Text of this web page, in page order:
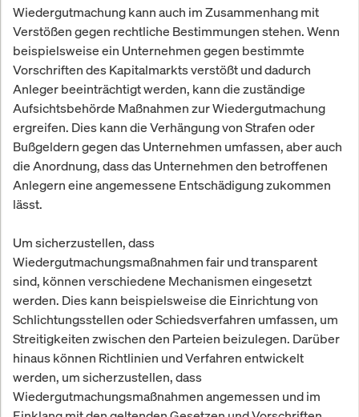
Wiedergutmachung kann auch im Zusammenhang mit
Verstößen gegen rechtliche Bestimmungen stehen. Wenn
beispielsweise ein Unternehmen gegen bestimmte
Vorschriften des Kapitalmarkts verstößt und dadurch
Anleger beeinträchtigt werden, kann die zuständige
Aufsichtsbehörde Maßnahmen zur Wiedergutmachung
ergreifen. Dies kann die Verhängung von Strafen oder
Bußgeldern gegen das Unternehmen umfassen, aber auch
die Anordnung, dass das Unternehmen den betroffenen
Anlegern eine angemessene Entschädigung zukommen
lässt.
Um sicherzustellen, dass
Wiedergutmachungsmaßnahmen fair und transparent
sind, können verschiedene Mechanismen eingesetzt
werden. Dies kann beispielsweise die Einrichtung von
Schlichtungsstellen oder Schiedsverfahren umfassen, um
Streitigkeiten zwischen den Parteien beizulegen. Darüber
hinaus können Richtlinien und Verfahren entwickelt
werden, um sicherzustellen, dass
Wiedergutmachungsmaßnahmen angemessen und im